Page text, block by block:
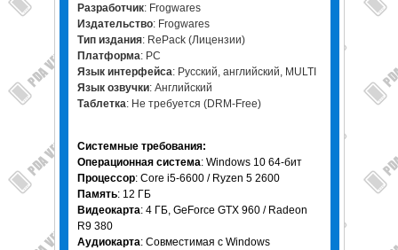
Разработчик: Frogwares
Издательство: Frogwares
Тип издания: RePack (Лицензии)
Платформа: PC
Язык интерфейса: Русский, английский, MULTI
Язык озвучки: Английский
Таблетка: Не требуется (DRM-Free)
Системные требования:
Операционная система: Windows 10 64-бит
Процессор: Core i5-6600 / Ryzen 5 2600
Память: 12 ГБ
Видеокарта: 4 ГБ, GeForce GTX 960 / Radeon
R9 380
Аудиокарта: Совместимая с Windows